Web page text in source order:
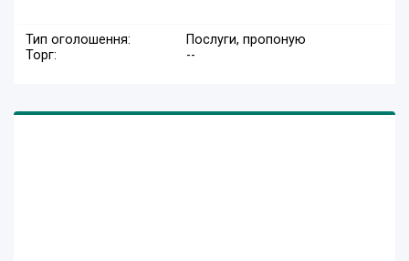
Тип оголошення:
Послуги, пропоную
Торг:
--